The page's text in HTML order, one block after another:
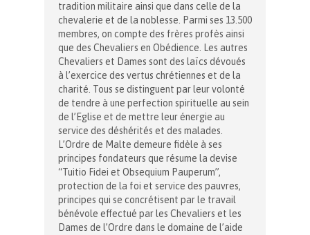
tradition militaire ainsi que dans celle de la
chevalerie et de la noblesse. Parmi ses 13.500
membres, on compte des frères profès ainsi
que des Chevaliers en Obédience. Les autres
Chevaliers et Dames sont des laïcs dévoués
à l’exercice des vertus chrétiennes et de la
charité. Tous se distinguent par leur volonté
de tendre à une perfection spirituelle au sein
de l’Eglise et de mettre leur énergie au
service des déshérités et des malades.
L’Ordre de Malte demeure fidèle à ses
principes fondateurs que résume la devise
“Tuitio Fidei et Obsequium Pauperum”,
protection de la foi et service des pauvres,
principes qui se concrétisent par le travail
bénévole effectué par les Chevaliers et les
Dames de l’Ordre dans le domaine de l’aide